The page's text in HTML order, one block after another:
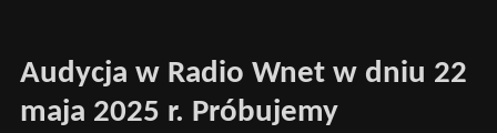
Audycja w Radio Wnet w dniu 22
maja 2025 r. Próbujemy